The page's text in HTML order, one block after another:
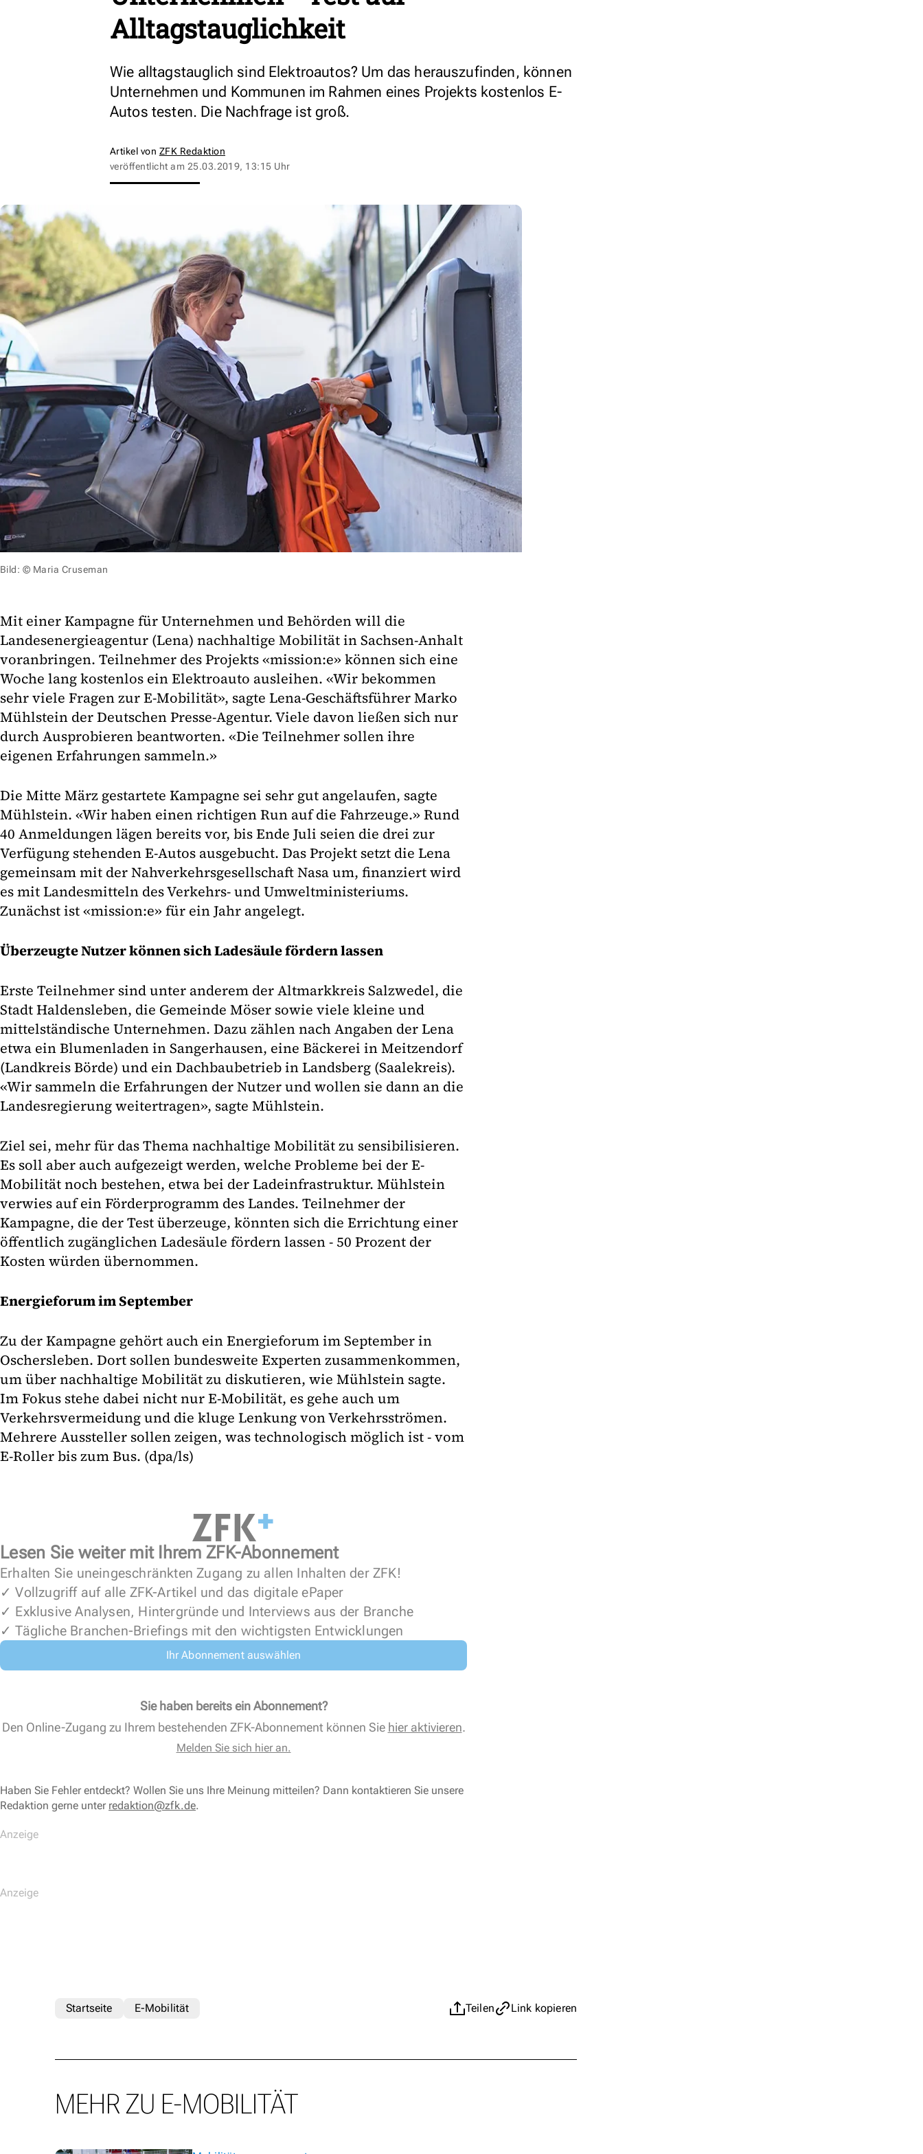
Alltagstauglichkeit
Wie alltagstauglich sind Elektroautos? Um das herauszufinden, können
Unternehmen und Kommunen im Rahmen eines Projekts kostenlos E-
Autos testen. Die Nachfrage ist groß.
Artikel von ZFK Redaktion
veröffentlicht am 25.03.2019, 13:15 Uhr
Bild: © Maria Cruseman
Mit einer Kampagne für Unternehmen und Behörden will die
Landesenergieagentur (Lena) nachhaltige Mobilität in Sachsen-Anhalt
voranbringen. Teilnehmer des Projekts «mission:e» können sich eine
Woche lang kostenlos ein Elektroauto ausleihen. «Wir bekommen
sehr viele Fragen zur E-Mobilität», sagte Lena-Geschäftsführer Marko
Mühlstein der Deutschen Presse-Agentur. Viele davon ließen sich nur
durch Ausprobieren beantworten. «Die Teilnehmer sollen ihre
eigenen Erfahrungen sammeln.»
Die Mitte März gestartete Kampagne sei sehr gut angelaufen, sagte
Mühlstein. «Wir haben einen richtigen Run auf die Fahrzeuge.» Rund
40 Anmeldungen lägen bereits vor, bis Ende Juli seien die drei zur
Verfügung stehenden E-Autos ausgebucht. Das Projekt setzt die Lena
gemeinsam mit der Nahverkehrsgesellschaft Nasa um, finanziert wird
es mit Landesmitteln des Verkehrs- und Umweltministeriums.
Zunächst ist «mission:e» für ein Jahr angelegt.
Überzeugte Nutzer können sich Ladesäule fördern lassen
Erste Teilnehmer sind unter anderem der Altmarkkreis Salzwedel, die
Stadt Haldensleben, die Gemeinde Möser sowie viele kleine und
mittelständische Unternehmen. Dazu zählen nach Angaben der Lena
etwa ein Blumenladen in Sangerhausen, eine Bäckerei in Meitzendorf
(Landkreis Börde) und ein Dachbaubetrieb in Landsberg (Saalekreis).
«Wir sammeln die Erfahrungen der Nutzer und wollen sie dann an die
Landesregierung weitertragen», sagte Mühlstein.
Ziel sei, mehr für das Thema nachhaltige Mobilität zu sensibilisieren.
Es soll aber auch aufgezeigt werden, welche Probleme bei der E-
Mobilität noch bestehen, etwa bei der Ladeinfrastruktur. Mühlstein
verwies auf ein Förderprogramm des Landes. Teilnehmer der
Kampagne, die der Test überzeuge, könnten sich die Errichtung einer
öffentlich zugänglichen Ladesäule fördern lassen - 50 Prozent der
Kosten würden übernommen.
Energieforum im September
Zu der Kampagne gehört auch ein Energieforum im September in
Oschersleben. Dort sollen bundesweite Experten zusammenkommen,
um über nachhaltige Mobilität zu diskutieren, wie Mühlstein sagte.
Im Fokus stehe dabei nicht nur E-Mobilität, es gehe auch um
Verkehrsvermeidung und die kluge Lenkung von Verkehrsströmen.
Mehrere Aussteller sollen zeigen, was technologisch möglich ist - vom
E-Roller bis zum Bus. (dpa/ls)
Lesen Sie weiter mit Ihrem ZFK-Abonnement
Erhalten Sie uneingeschränkten Zugang zu allen Inhalten der ZFK!
✓ Vollzugriff auf alle ZFK-Artikel und das digitale ePaper
✓ Exklusive Analysen, Hintergründe und Interviews aus der Branche
✓ Tägliche Branchen-Briefings mit den wichtigsten Entwicklungen
Ihr Abonnement auswählen
Sie haben bereits ein Abonnement?
Den Online-Zugang zu Ihrem bestehenden ZFK-Abonnement können Sie hier aktivieren.
Melden Sie sich hier an.
Haben Sie Fehler entdeckt? Wollen Sie uns Ihre Meinung mitteilen? Dann kontaktieren Sie unsere
Redaktion gerne unter redaktion@zfk.de.
Teilen Link kopieren
Startseite E-Mobilität
MEHR ZU E-MOBILITÄT